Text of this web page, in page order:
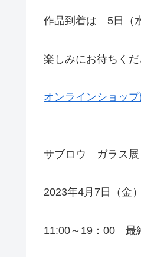
作品到着は 5日（
楽しみにお待ちく
オンラインショッ
サブロウ ガラス展
2023年4月7日（金
11:00～19：00 最